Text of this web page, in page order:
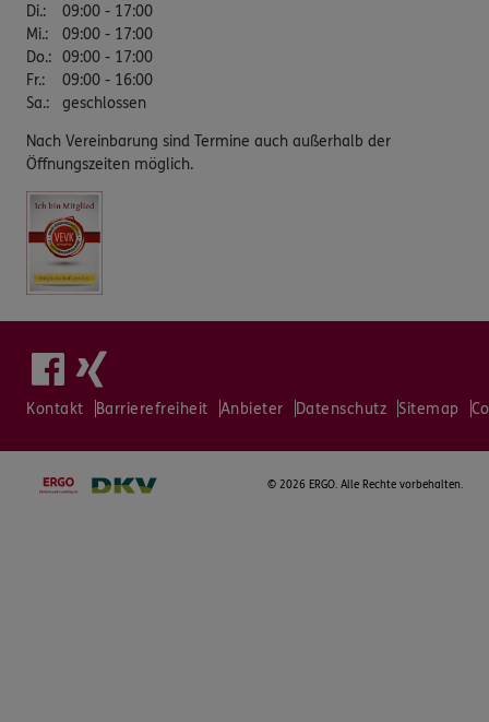
Di.:
09:00 - 17:00
Mi.:
09:00 - 17:00
Do.: 09:00 - 17:00
Fr.:
09:00 - 16:00
Sa.: geschlossen
Nach Vereinbarung sind Termine auch außerhalb der
Öffnungszeiten möglich.
Kontakt Barrierefreiheit Anbieter Datenschutz Sitemap
© 2026 ERGO. Alle Rechte vorbehalten.